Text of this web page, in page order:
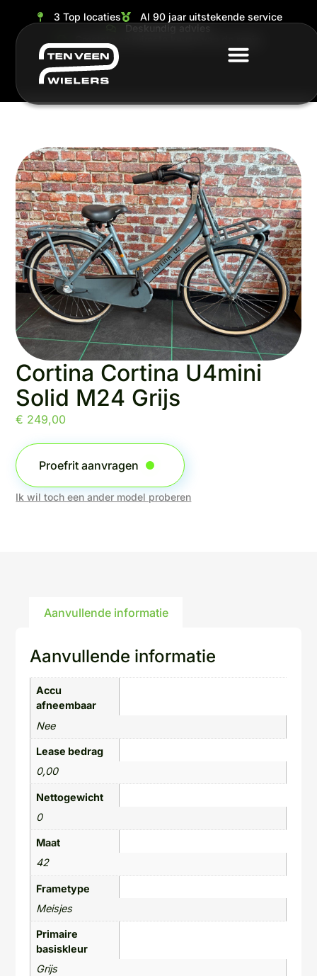
3 Top locaties
Al 90 jaar uitstekende service
Deskundig advies
Cortina Cortina U4mini
Solid M24 Grijs
€ 249,00
Proefrit aanvragen
Ik wil toch een ander model proberen
Aanvullende informatie
Aanvullende informatie
Accu
afneembaar
Nee
Lease bedrag
0,00
Nettogewicht
0
Maat
42
Frametype
Meisjes
Primaire
basiskleur
Grijs